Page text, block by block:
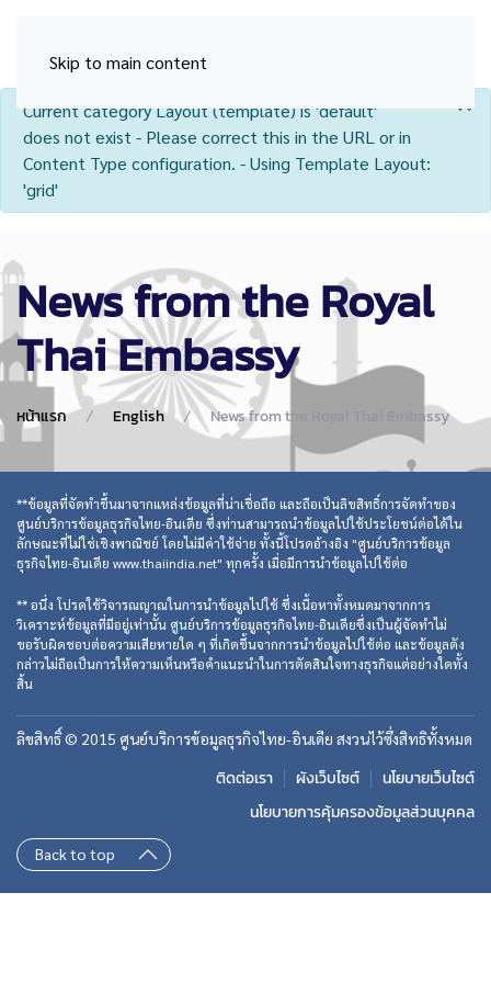
Skip to main content
×
info
Current category Layout (template) is 'default'
does not exist - Please correct this in the URL or in
Content Type configuration. - Using Template Layout:
'grid'
News from the Royal
Thai Embassy
หน้าแรก English News from the Royal Thai Embassy
**ข้อมูลที่จัดทำขึ้นมาจากแหล่งข้อมูลที่น่าเชื่อถือ และถือเป็นลิขสิทธิ์การจัดทำของ
ศูนย์บริการข้อมูลธุรกิจไทย-อินเดีย ซึ่งท่านสามารถนำข้อมูลไปใช้ประโยชน์ต่อได้ใน
ลักษณะที่ไม่ใช่เชิงพาณิชย์ โดยไม่มีค่าใช้จ่าย ทั้งนี้โปรดอ้างอิง "ศูนย์บริการข้อมูล
ธุรกิจไทย-อินเดีย www.thaiindia.net" ทุกครั้ง เมื่อมีการนำข้อมูลไปใช้ต่อ
** อนึ่ง โปรดใช้วิจารณญาณในการนำข้อมูลไปใช้ ซึ่งเนื้อหาทั้งหมดมาจากการ
วิเคราะห์ข้อมูลที่มีอยู่เท่านั้น ศูนย์บริการข้อมูลธุรกิจไทย-อินเดียซึ่งเป็นผู้จัดทำไม่
ขอรับผิดชอบต่อความเสียหายใด ๆ ที่เกิดขึ้นจากการนำข้อมูลไปใช้ต่อ และข้อมูลดัง
กล่าวไม่ถือเป็นการให้ความเห็นหรือคำแนะนำในการตัดสินใจทางธุรกิจแต่อย่างใดทั้ง
สิ้น
ลิขสิทธิ์ © 2015 ศูนย์บริการข้อมูลธุรกิจไทย-อินเดีย สงวนไว้ซึ่งสิทธิทั้งหมด
ติดต่อเรา ผังเว็บไซต์
นโยบายเว็บไซต์
นโยบายการคุ้มครองข้อมูลส่วนบุคคล
Back to top